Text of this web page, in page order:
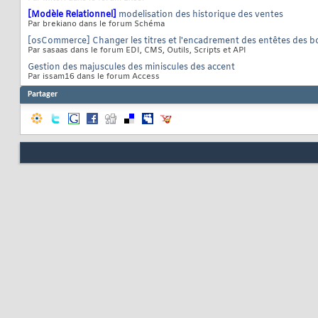
[Modèle Relationnel] modelisation des historique des ventes
Par brekiano dans le forum Schéma
[osCommerce] Changer les titres et l'encadrement des entêtes des
Par sasaas dans le forum EDI, CMS, Outils, Scripts et API
Gestion des majuscules des miniscules des accent
Par issam16 dans le forum Access
Partager